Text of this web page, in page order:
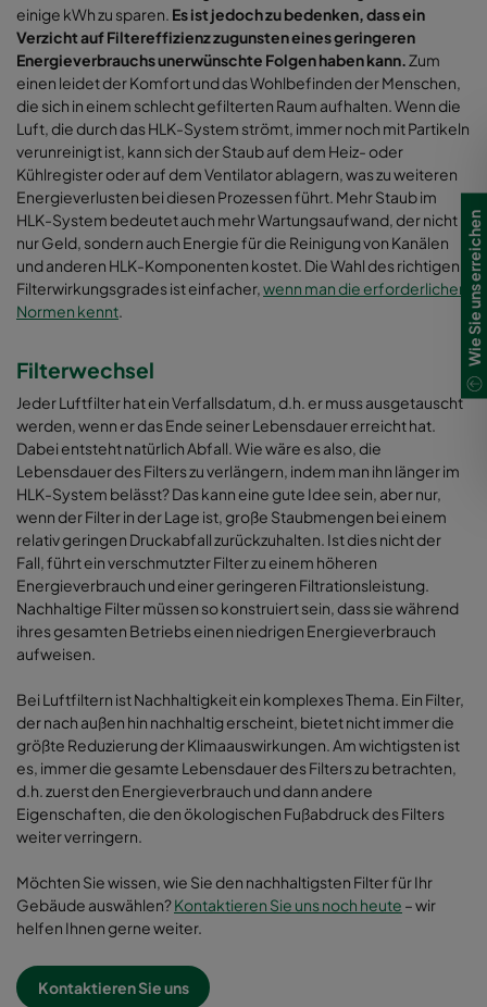
einige kWh zu sparen. Es ist jedoch zu bedenken, dass ein
Verzicht auf Filtereffizienz zugunsten eines geringeren
Energieverbrauchs unerwünschte Folgen haben kann.Zum
einen leidet der Komfort und das Wohlbefinden der Menschen,
die sich in einem schlecht gefilterten Raum aufhalten. Wenn die
Luft, die durch das HLK-System strömt, immer noch mit Partikeln
verunreinigt ist, kann sich der Staub auf dem Heiz- oder
Kühlregister oder auf dem Ventilator ablagern, was zu weiteren
Energieverlusten bei diesen Prozessen führt. Mehr Staub im
HLK-System bedeutet auch mehr Wartungsaufwand, der nicht
nur Geld, sondern auch Energie für die Reinigung von Kanälen
und anderen HLK-Komponenten kostet. Die Wahl des richtigen
Filterwirkungsgrades ist einfacher,wenn man die erforderlichen
Normen kennt.
Filterwechsel
Jeder Luftfilter hat ein Verfallsdatum, d.h. er muss ausgetauscht
werden, wenn er das Ende seiner Lebensdauer erreicht hat.
Dabei entsteht natürlich Abfall. Wie wäre es also, die
Lebensdauer des Filters zu verlängern, indem man ihn länger im
HLK-System belässt? Das kann eine gute Idee sein, aber nur,
wenn der Filter in der Lage ist, große Staubmengen bei einem
relativ geringen Druckabfall zurückzuhalten. Ist dies nicht der
Fall, führt ein verschmutzter Filter zu einem höheren
Energieverbrauch und einer geringeren Filtrationsleistung.
Nachhaltige Filter müssen so konstruiert sein, dass sie während
ihres gesamten Betriebs einen niedrigen Energieverbrauch
aufweisen.
Bei Luftfiltern ist Nachhaltigkeit ein komplexes Thema. Ein Filter,
der nach außen hin nachhaltig erscheint, bietet nicht immer die
größte Reduzierung der Klimaauswirkungen. Am wichtigsten ist
es, immer die gesamte Lebensdauer des Filters zu betrachten,
d.h. zuerst den Energieverbrauch und dann andere
Eigenschaften, die den ökologischen Fußabdruck des Filters
weiter verringern.
Möchten Sie wissen, wie Sie den nachhaltigsten Filter für Ihr
Gebäude auswählen?Kontaktieren Sie uns noch heute – wir
helfen Ihnen gerne weiter.
Kontaktieren Sie uns
Wie Sie uns erreichen